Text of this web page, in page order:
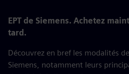
EPT de Siemens. Achetez
tard.
Découvrez en bref les modalités
Siemens, notamment leurs